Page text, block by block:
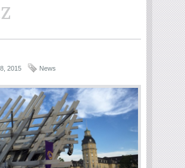
2015 News